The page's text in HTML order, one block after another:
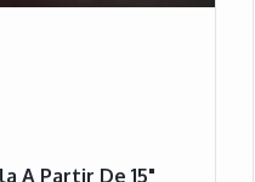
A Partir De 15"